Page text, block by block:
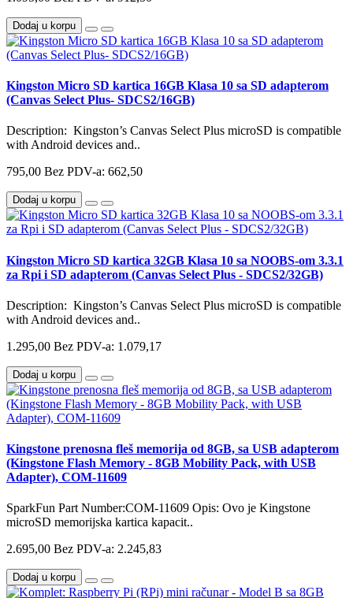
Dodaj u korpu
Kingston Micro SD kartica 16GB Klasa 10 sa SD adapterom
(Canvas Select Plus- SDCS2/16GB)
Description: Kingston’s Canvas Select Plus microSD is compatible
with Android devices and..
795,00 Bez PDV-a: 662,50
Dodaj u korpu
Kingston Micro SD kartica 32GB Klasa 10 sa NOOBS-om 3.3.1
za Rpi i SD adapterom (Canvas Select Plus - SDCS2/32GB)
Description: Kingston’s Canvas Select Plus microSD is compatible
with Android devices and..
1.295,00 Bez PDV-a: 1.079,17
Dodaj u korpu
Kingstone prenosna fleš memorija od 8GB, sa USB adapterom
(Kingstone Flash Memory - 8GB Mobility Pack, with USB
Adapter), COM-11609
SparkFun Part Number:COM-11609 Opis: Ovo je Kingstone
microSD memorijska kartica kapacit..
2.695,00 Bez PDV-a: 2.245,83
Dodaj u korpu